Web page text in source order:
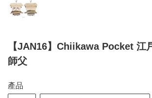
【JAN16】Chiikawa Pocket 江
師父
產品